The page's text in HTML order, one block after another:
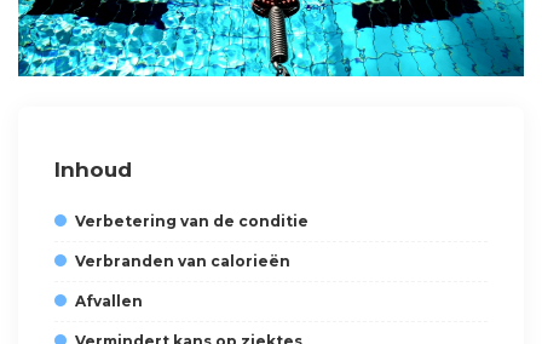
Inhoud
Verbetering van de conditie
Verbranden van calorieën
Afvallen